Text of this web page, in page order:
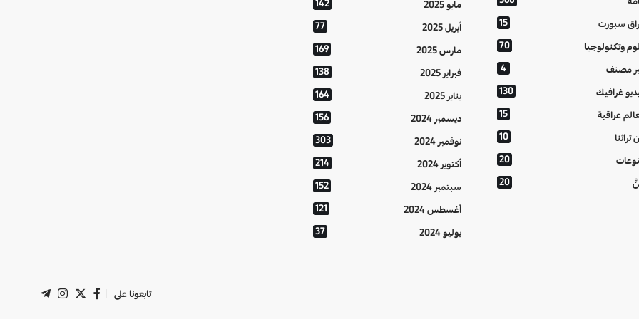
سبورت 15
وتكنولوجيا 70
مصنف 4
غرافيك 130
عراقية 15
تراثنا 10
20
20
مايو 2025 142
أبريل 2025 77
مارس 2025 169
فبراير 2025 138
يناير 2025 164
ديسمبر 2024 156
نوفمبر 2024 303
أكتوبر 2024 214
سبتمبر 2024 152
أغسطس 2024 121
يوليو 2024 37
تابعونا على